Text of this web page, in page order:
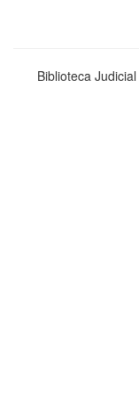
Biblioteca Judicial